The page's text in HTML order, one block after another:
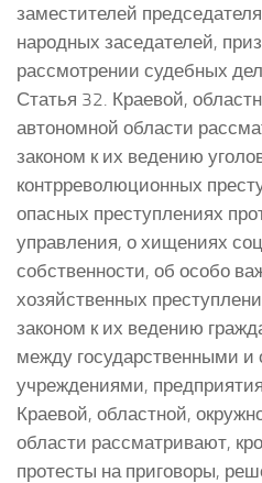
заместителей
народных заседателей,
рассмотрении судебных дел.
Статья 32. Краевой,
автономной области
законом к их ведению
контрреволюционных
опасных преступлениях
управления, о хищениях
собственности, об особо
хозяйственных
законом к их ведению
между государственными
учреждениями,
Краевой, областной,
области рассматривают,
протесты на приговоры,